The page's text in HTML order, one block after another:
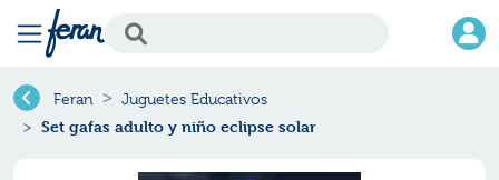
Feran Juguetes Educativos
Set gafas adulto y niño eclipse solar